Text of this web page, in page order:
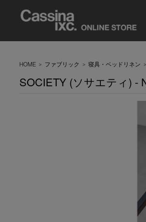
HOME > ファブリック > 寝具・ベッドリネン >
SOCIETY (ソサエティ) -